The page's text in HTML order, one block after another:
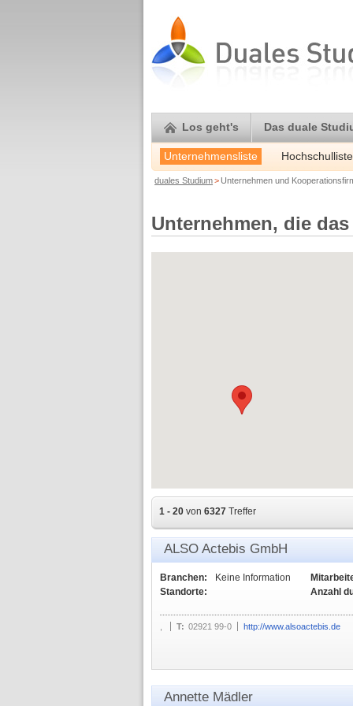
Los geht's Das duale
Unternehmensliste Hochschulliste
duales Studium> Unternehmen und
Unternehmen, die
1 - 20 von 6327 Treffer
ALSO Actebis GmbH
Branchen:
Keine Information
Standorte:
Anzahl
T: 02921 99-0 http://www.alsoactebis.de
Annette Mädler